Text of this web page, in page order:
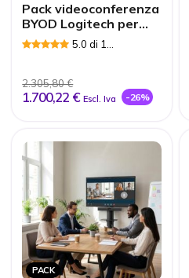
Pack videoconferenza
BYOD Logitech per
sale di piccole
dimensioni
5.0 di 1
2.305,80 €
1.700,22 € Escl. Iva -26%
PACK